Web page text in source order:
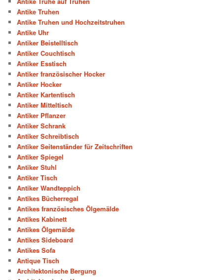
Antike Truhen
Antike Truhen und Hochzeitstruhen
Antike Uhr
Antiker Beistelltisch
Antiker Couchtisch
Antiker Esstisch
Antiker französischer Hocker
Antiker Hocker
Antiker Kartentisch
Antiker Mitteltisch
Antiker Pflanzer
Antiker Schrank
Antiker Schreibtisch
Antiker Seitenständer für Zeitschriften
Antiker Spiegel
Antiker Stuhl
Antiker Tisch
Antiker Wandteppich
Antikes Bücherregal
Antikes französisches Ölgemälde
Antikes Kabinett
Antikes Ölgemälde
Antikes Sideboard
Antikes Sofa
Antique Tisch
Architektonische Bergung